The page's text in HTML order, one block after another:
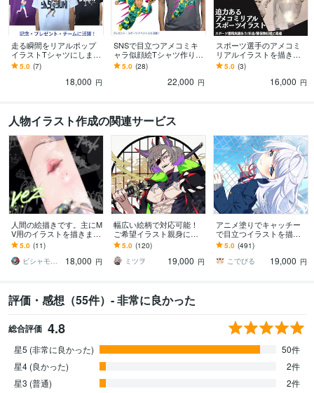
走る瞬間をリアルポップ
イラストTシャツにします
思い出のレースを、ずっ
と残るイラストに
5.0 (7)
18,000 円
SNSで目立つアメコミキ
ャラ似顔絵Tシャツ作りま
す 企業PR・YouTube・ア
パレルにも展開可能
5.0 (28)
22,000 円
スポーツ選手のアメコミ
リアルイラストを描きま
す スポーツ書籍実績あり/
サポーターグッズ仕様に
5.0 (3)
16,000 円
人物イラスト作成の関連サービス
人間の絵描きです。主にM
V用のイラストを描きます
MV用、ボカロ用、ジャケ
ット絵、アイコン等にご
活用ください！
5.0 (11)
ビシャモンベイベー
18,000 円
幅広い絵柄で対応可能！
ご希望イラスト親身に描
きます あなたのイメージ
を具体化します！顧客満
足度に自信有り
5.0 (120)
ミツヲ
19,000 円
アニメ塗りでキャッチー
で目立つイラストを描き
ます 動画用、スチル、ア
イコン等、目を引くイラ
ストをご希望の方に！
5.0 (491)
こでびる
19,000 円
評価・感想（55件）- 非常に良かった
総合評価 4.8
星5 (非常に良かった)
50件
星4 (良かった)
2件
星3 (普通)
2件